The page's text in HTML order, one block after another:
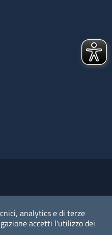
analytics e di terze
accetti l'utilizzo dei
personale